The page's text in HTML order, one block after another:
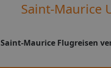
Saint-Maurice
Saint-Maurice Flugreisen